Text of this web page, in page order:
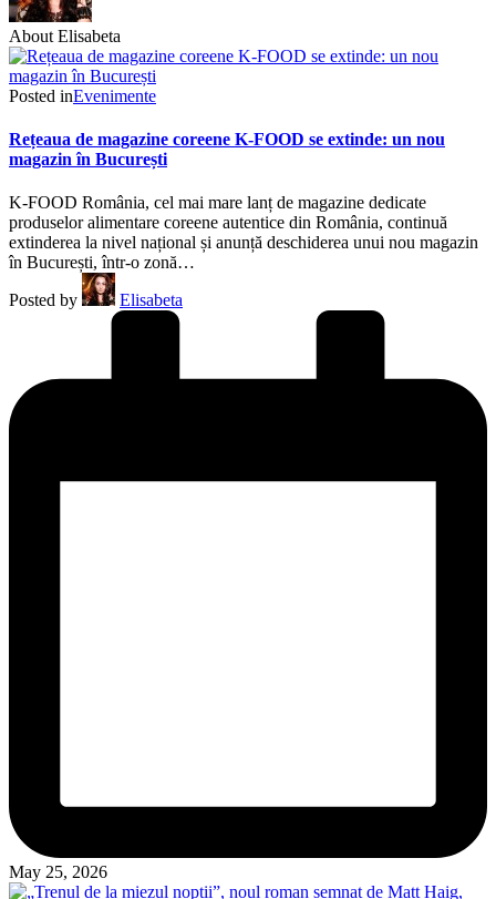
About Elisabeta
Posted inEvenimente
Rețeaua de magazine coreene K-FOOD se extinde: un nou
magazin în București
K-FOOD România, cel mai mare lanț de magazine dedicate
produselor alimentare coreene autentice din România, continuă
extinderea la nivel național și anunță deschiderea unui nou magazin
în București, într-o zonă…
Posted by
Elisabeta
May 25, 2026